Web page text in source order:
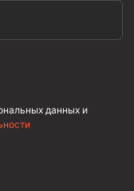
данных и